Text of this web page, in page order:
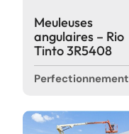
Meuleuses
angulaires – Rio
Tinto 3R5408
Perfectionnement